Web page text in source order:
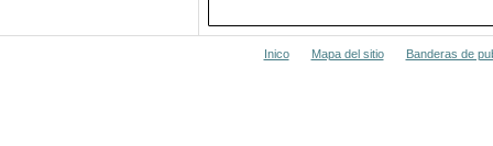
Inico Mapa del sitio Banderas de